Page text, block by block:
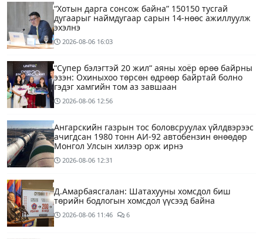
“Хотын дарга сонсож байна” 150150 тусгай
дугаарыг наймдугаар сарын 14-нөөс ажиллуулж
эхэлнэ
2026-08-06 16:03
“Супер бэлэгтэй 20 жил“ аяны хоёр өрөө байрны
эзэн: Охиныхоо төрсөн өдрөөр байртай болно
гэдэг хамгийн том аз завшаан
2026-08-06 12:56
Ангарскийн газрын тос боловсруулах үйлдвэрээс
ачигдсан 1980 тонн АИ-92 автобензин өнөөдөр
Монгол Улсын хилээр орж ирнэ
2026-08-06 12:31
Д.Амарбаясгалан: Шатахууны хомсдол биш
төрийн бодлогын хомсдол үүсээд байна
2026-08-06 11:46 6